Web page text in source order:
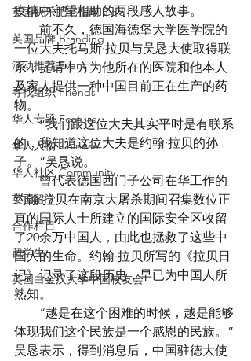
英国快乐肥宅指南 Cola
英国品牌 Branding
活动推荐 Event
寻找组织 Friends
华人专题 Feature
华人人物 Chinese
华人社区 Community
英国留学
合作栏目
留学生
英国白金汉大学中国校友会
疫情中守望相助的两段感人故事。
前不久，德国海德堡大学医学院的
一位大夫托马斯·拉贝与吴恳大使取得联
系，提请中方为他所在的医院和他本人
及家人提供一种中国目前正在生产的药
物。
“我们跟这位大夫其实平时是有联系
的，我知道这位大夫是约翰·拉贝的孙
子。”吴恳说。
曾代表德国西门子公司在华工作的
约翰·拉贝在南京大屠杀期间召集数位正
直的国际人士所建立的国际安全区收留
了20余万中国人，由此也拯救了这些中
国人的生命。约翰·拉贝所写的《拉贝日
记》记录了这段历史，早已为中国人所
熟知。
“越是在这个困难的时候，越是能够
体现我们这个民族是一个感恩的民族。”
吴恳表示，得到消息后，中国驻德大使